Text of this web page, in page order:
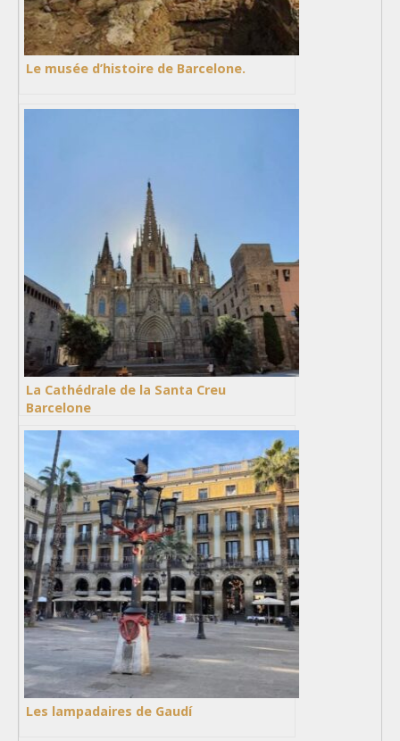
Le musée d’histoire de Barcelone.
La Cathédrale de la Santa Creu
Barcelone
Les lampadaires de Gaudí